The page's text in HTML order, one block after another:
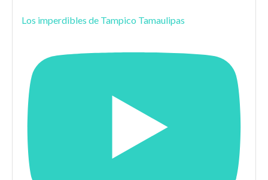
Los imperdibles de Tampico Tamaulipas